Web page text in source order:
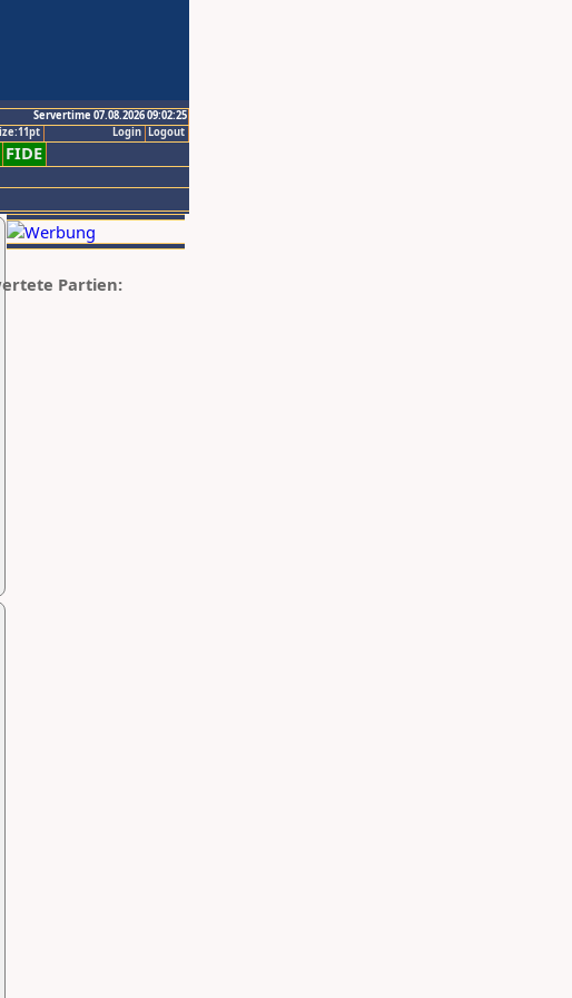
Servertime 07.08.2026 09:02:25
Logout
Login
FIDE
Partien: